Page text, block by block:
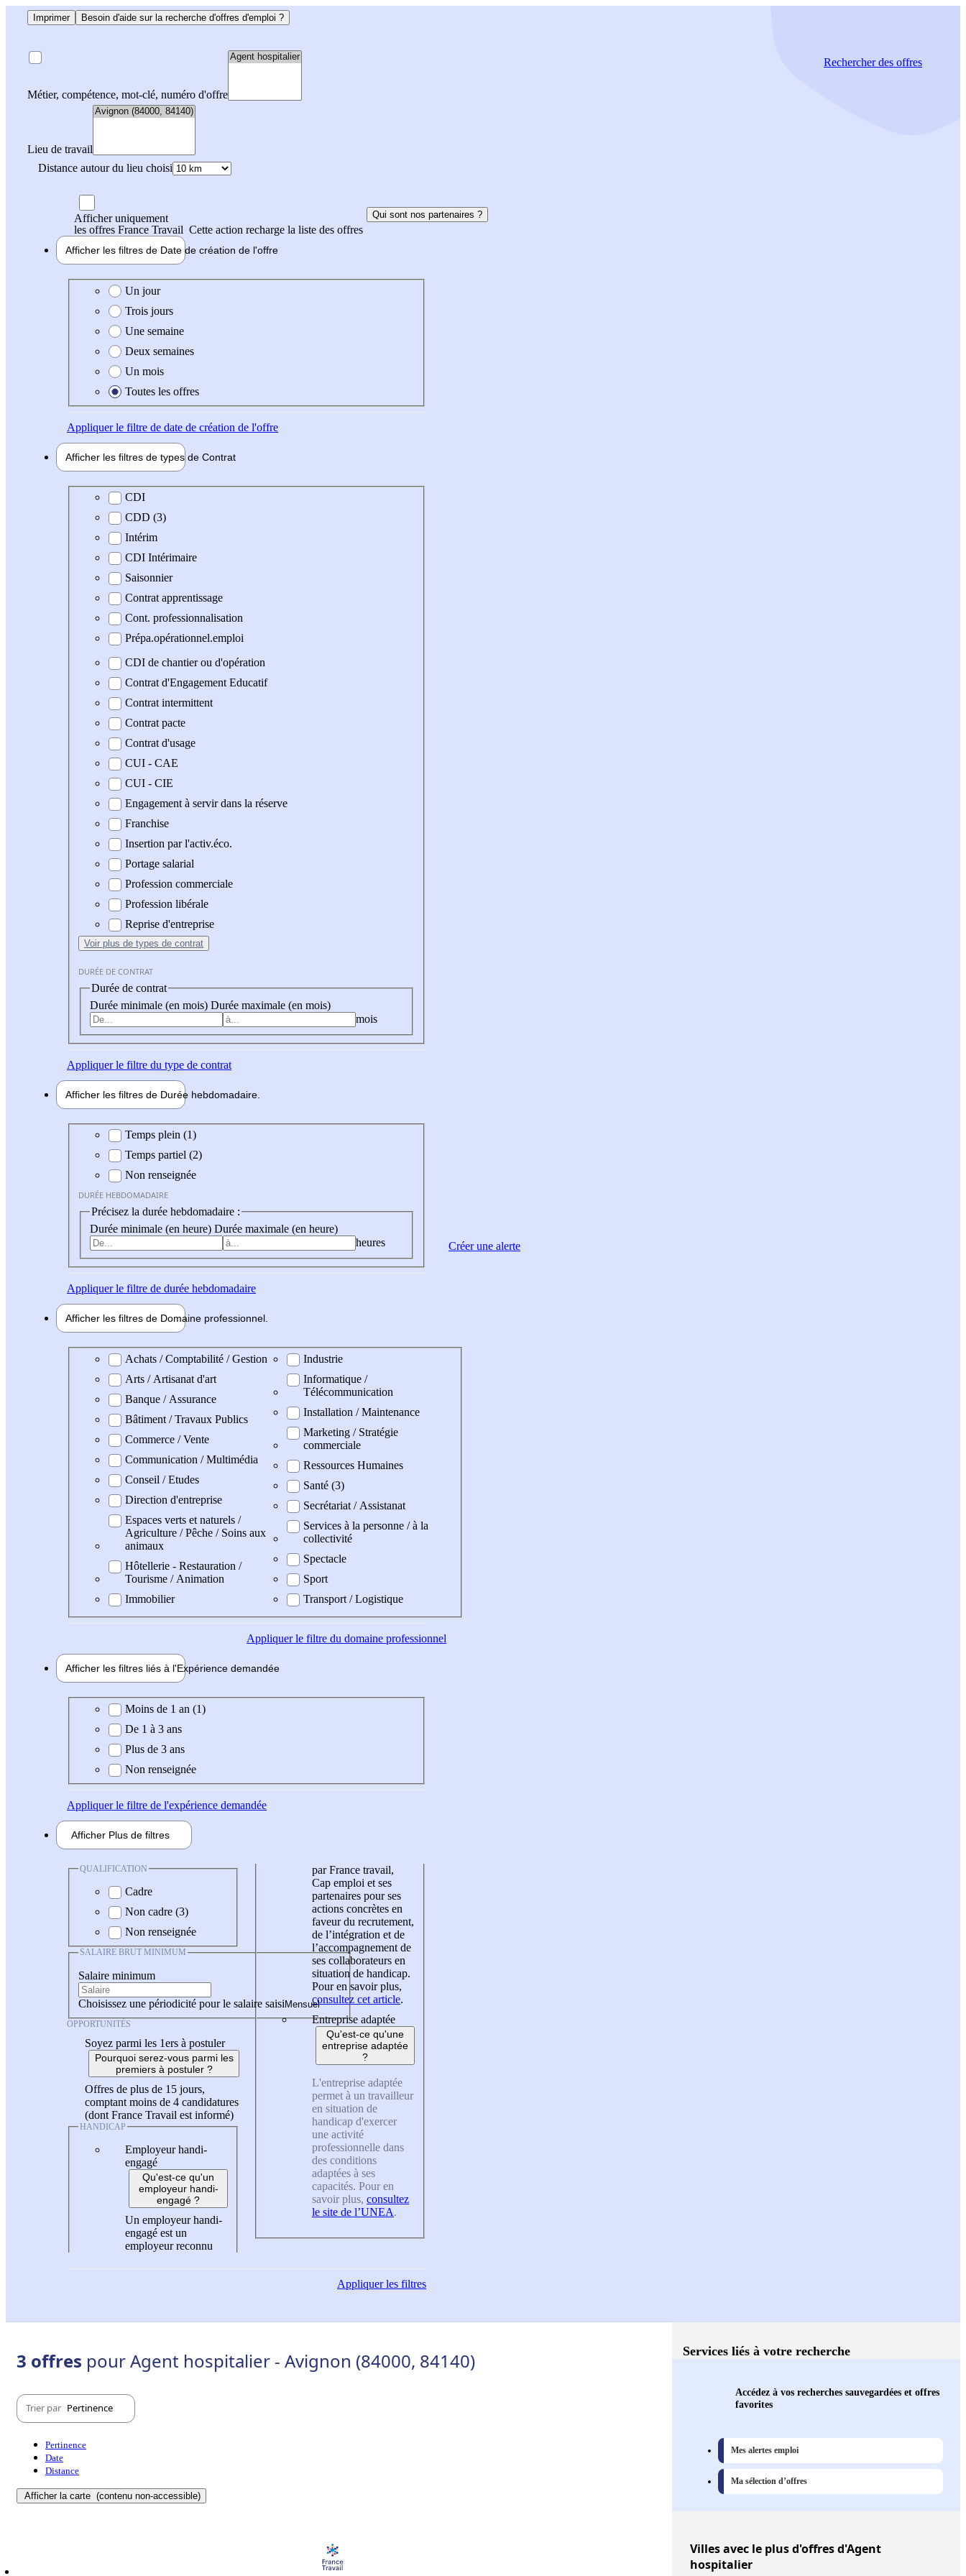
Imprimer Besoin d'aide sur la recherche d'offres d'emploi ?
Métier, compétence, mot-clé, numéro d'offre
Lieu de travail
Distance autour du lieu choisi
Rechercherdes offres
Afficher uniquement
les offres France Travail Cette action recharge la liste des offres
Qui sont nos partenaires ?
Afficher les filtres de Date de création de l'offre
Date de création de l'offre
Un jour
Trois jours
Une semaine
Deux semaines
Un mois
Toutes les offres
Appliquerle filtre de date de création de l'offre
Afficher les filtres de types de Contrat
Type de contrat
CDI
CDD (3)
Intérim
CDI Intérimaire
Saisonnier
Contrat apprentissage
Cont. professionnalisation
Prépa.opérationnel.emploi
CDI de chantier ou d'opération
Contrat d'Engagement Educatif
Contrat intermittent
Contrat pacte
Contrat d'usage
CUI - CAE
CUI - CIE
Engagement à servir dans la réserve
Franchise
Insertion par l'activ.éco.
Portage salarial
Profession commerciale
Profession libérale
Reprise d'entreprise
Voir plus de types de contrat
DURÉE DE CONTRAT
Durée de contrat
Durée minimale (en mois) Durée maximale (en mois)
mois
Appliquerle filtre du type de contrat
Afficher les filtres de Durée hebdomadaire
Durée hebdomadaire
Temps plein (1)
Temps partiel (2)
Non renseignée
DURÉE HEBDOMADAIRE
Précisez la durée hebdomadaire :
Durée minimale (en heure) Durée maximale (en heure)
heures
Appliquerle filtre de durée hebdomadaire
Afficher les filtres de Domaine professionnel
Domaine professionel
Achats / Comptabilité / Gestion
Arts / Artisanat d'art
Banque / Assurance
Bâtiment / Travaux Publics
Commerce / Vente
Communication / Multimédia
Conseil / Etudes
Direction d'entreprise
Espaces verts et naturels /
Agriculture / Pêche / Soins aux
animaux
Hôtellerie - Restauration /
Tourisme / Animation
Immobilier
Industrie
Informatique /
Télécommunication
Installation / Maintenance
Marketing / Stratégie
commerciale
Ressources Humaines
Santé (3)
Secrétariat / Assistanat
Services à la personne / à la
collectivité
Spectacle
Sport
Transport / Logistique
Appliquerle filtre du domaine professionnel
Afficher les filtres liés à l'Expérience demandée
Expérience demandée
Moins de 1 an (1)
De 1 à 3 ans
Plus de 3 ans
Non renseignée
Appliquerle filtre de l'expérience demandée
Afficher Plus de filtres
QUALIFICATION
Cadre
Non cadre (3)
Non renseignée
SALAIRE BRUT MINIMUM
Salaire minimum
Choisissez une périodicité pour le salaire saisi
OPPORTUNITÉS
Soyez parmi les 1ers à postuler
Pourquoi serez-vous parmi les
premiers à postuler ?
Offres de plus de 15 jours,
comptant moins de 4 candidatures
(dont France Travail est informé)
HANDICAP
Employeur handi-
engagé
Qu'est-ce qu'un
employeur handi-
engagé ?
Un employeur handi-
engagé est un
employeur reconnu
par France travail,
Cap emploi et ses
partenaires pour ses
actions concrètes en
faveur du recrutement,
de l’intégration et de
l’accompagnement de
ses collaborateurs en
situation de handicap.
Pour en savoir plus,
consultez cet article.
Entreprise adaptée
Qu'est-ce qu'une
entreprise adaptée
?
L'entreprise adaptée
permet à un travailleur
en situation de
handicap d'exercer
une activité
professionnelle dans
des conditions
adaptées à ses
capacités. Pour en
savoir plus, consultez
le site de l’UNEA.
Appliquerles filtres
Créer une alerte
3 offres pour Agent hospitalier - Avignon (84000, 84140)
Trier par Pertinence
Pertinence
Date
Distance
Afficher la carte (contenu non-accessible)
Services liés à votre recherche
Accédez à vos recherches sauvegardées et offres
favorites
Mes alertes emploi
Ma sélection d’offres
Villesavec le plus d'offres d'Agent
hospitalier